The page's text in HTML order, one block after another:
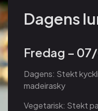
Dagens
Fredag –
Dagens: Stekt
madeirasky
Vegetarisk: Stekt